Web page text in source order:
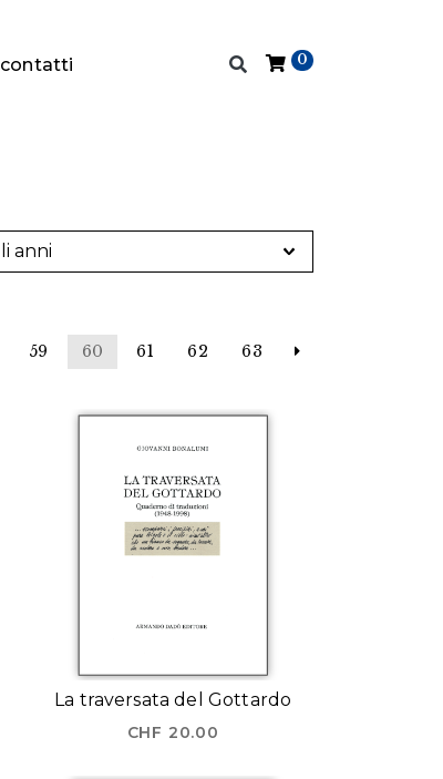
contatti 0
59 60 61 62 63
La traversata del Gottardo
CHF 20.00